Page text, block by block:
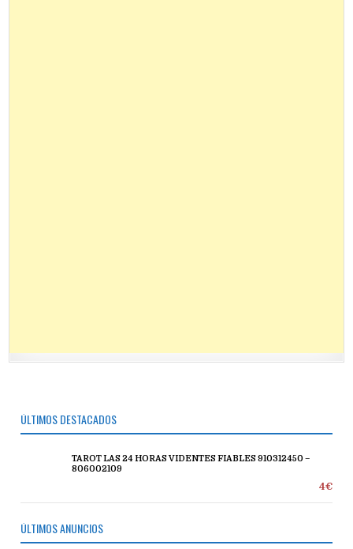
ÚLTIMOS DESTACADOS
TAROT LAS 24 HORAS VIDENTES FIABLES 910312450 –
806002109
4€
ÚLTIMOS ANUNCIOS